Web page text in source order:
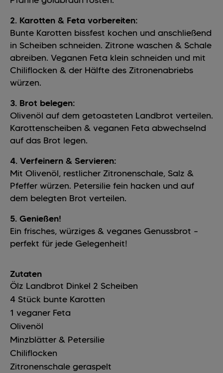
2. Karotten & Feta vorbereiten:
Bunte Karotten bissfest kochen und anschließend
in Scheiben schneiden. Zitrone waschen & Schale
abreiben. Veganen Feta klein schneiden und mit
Chiliflocken & der Hälfte des Zitronenabriebs
würzen.
3. Brot belegen:
Olivenöl auf dem getoasteten Landbrot verteilen.
Karottenscheiben & veganen Feta abwechselnd
auf das Brot legen.
4. Verfeinern & Servieren:
Mit Olivenöl, restlicher Zitronenschale, Salz &
Pfeffer würzen. Petersilie fein hacken und auf
dem belegten Brot verteilen.
5. Genießen!
Ein frisches, würziges & veganes Genussbrot –
perfekt für jede Gelegenheit!
Zutaten
Ölz Landbrot Dinkel 2 Scheiben
4 Stück bunte Karotten
1 veganer Feta
Olivenöl
Minzblätter & Petersilie
Chiliflocken
Zitronenschale geraspelt